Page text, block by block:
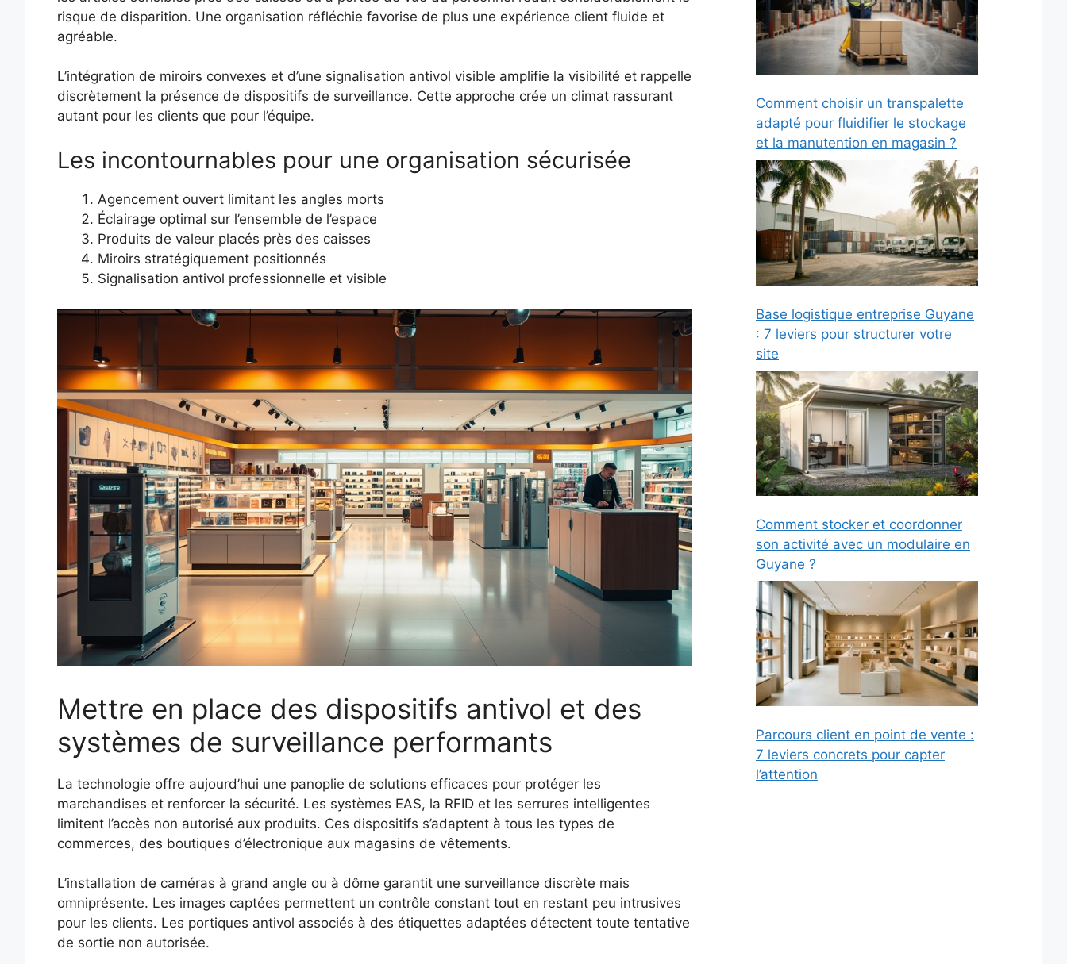
risque de disparition. Une organisation réfléchie favorise de plus une expérience client fluide et
agréable.
L’intégration de miroirs convexes et d’une signalisation antivol visible amplifie la visibilité et rappelle
discrètement la présence de dispositifs de surveillance. Cette approche crée un climat rassurant
autant pour les clients que pour l’équipe.
Les incontournables pour une organisation sécurisée
Agencement ouvert limitant les angles morts
Éclairage optimal sur l’ensemble de l’espace
Produits de valeur placés près des caisses
Miroirs stratégiquement positionnés
Signalisation antivol professionnelle et visible
Mettre en place des dispositifs antivol et des
systèmes de surveillance performants
La technologie offre aujourd’hui une panoplie de solutions efficaces pour protéger les
marchandises et renforcer la sécurité. Les systèmes EAS, la RFID et les serrures intelligentes
limitent l’accès non autorisé aux produits. Ces dispositifs s’adaptent à tous les types de
commerces, des boutiques d’électronique aux magasins de vêtements.
L’installation de caméras à grand angle ou à dôme garantit une surveillance discrète mais
omniprésente. Les images captées permettent un contrôle constant tout en restant peu intrusives
pour les clients. Les portiques antivol associés à des étiquettes adaptées détectent toute tentative
de sortie non autorisée.
Comment choisir un transpalette
adapté pour fluidifier le stockage
et la manutention en magasin ?
Base logistique entreprise Guyane
: 7 leviers pour structurer votre
site
Comment stocker et coordonner
son activité avec un modulaire en
Guyane ?
Parcours client en point de vente :
7 leviers concrets pour capter
l’attention